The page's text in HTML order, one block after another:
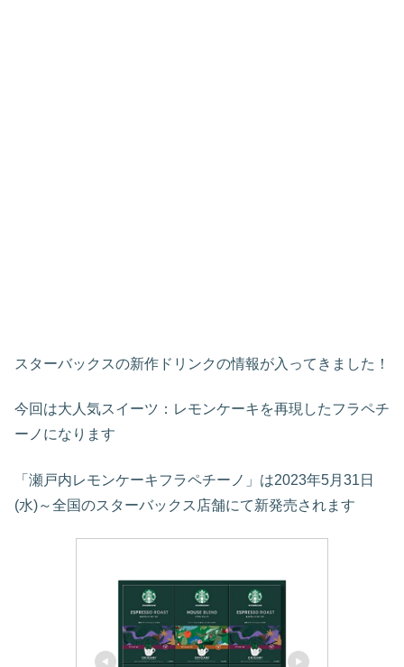
スターバックスの新作ドリンクの情報が入ってきました！
今回は大人気スイーツ：レモンケーキを再現したフラペチ
ーノになります
「瀬戸内レモンケーキフラペチーノ」は2023年5月31日
(水)～全国のスターバックス店舗にて新発売されます